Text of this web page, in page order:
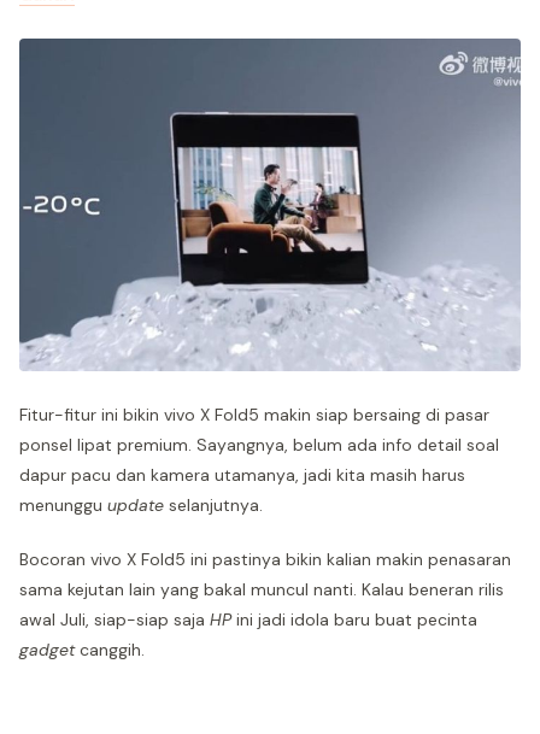
Fitur-fitur ini bikin vivo X Fold5 makin siap bersaing di pasar
ponsel lipat premium. Sayangnya, belum ada info detail soal
dapur pacu dan kamera utamanya, jadi kita masih harus
menunggu update selanjutnya.
Bocoran vivo X Fold5 ini pastinya bikin kalian makin penasaran
sama kejutan lain yang bakal muncul nanti. Kalau beneran rilis
awal Juli, siap-siap saja HPini jadi idola baru buat pecinta
gadgetcanggih.